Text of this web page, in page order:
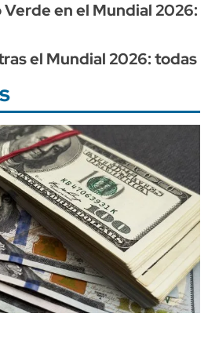
en el Mundial
el Mundial 2026: todas